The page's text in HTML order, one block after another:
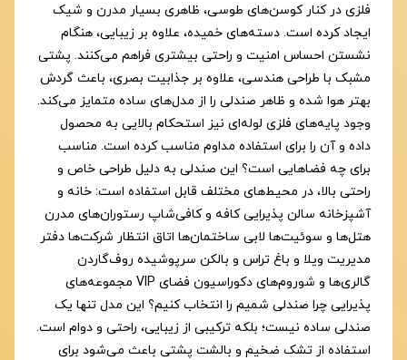
فلزی در کنار کوسن‌های طوسی، ظاهری بسیار مدرن و شیک
ایجاد کرده است. دسته‌های خمیده، علاوه بر زیبایی، هنگام
نشستن احساس امنیت و راحتی بیشتری فراهم می‌کنند. پشتی
مشبک با طراحی هندسی، علاوه بر جذابیت بصری، باعث گردش
بهتر هوا شده و ظاهر صندلی را از مدل‌های ساده متمایز می‌کند.
وجود پایه‌های فلزی لوله‌ای نیز استحکام بالایی به محصول
داده و آن را برای استفاده مداوم مناسب کرده است. مناسب
برای چه فضاهایی است؟ این صندلی به دلیل طراحی خاص و
راحتی بالا، در محیط‌های مختلف قابل استفاده است: خانه و
آشپزخانه سالن پذیرایی کافه و کافی‌شاپ رستوران‌های مدرن
هتل‌ها و سوئیت‌ها لابی ساختمان‌ها اتاق انتظار شرکت‌ها دفتر
مدیریت ویلا و باغ تراس و بالکن سرپوشیده روف‌گاردن
گالری‌ها و شوروم‌های دکوراسیون فضای VIP مجموعه‌های
پذیرایی چرا صندلی شمیم را انتخاب کنیم؟ این مدل تنها یک
صندلی ساده نیست؛ بلکه ترکیبی از زیبایی، راحتی و دوام است.
استفاده از تشک ضخیم و بالشت پشتی باعث می‌شود برای